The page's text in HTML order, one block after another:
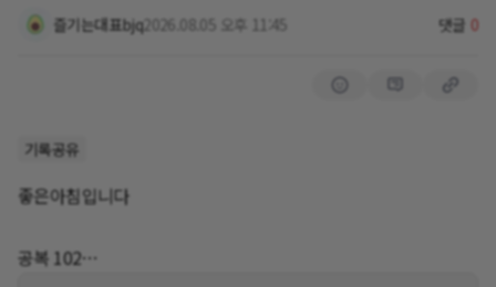
여름엔 가스차단 이런거 해달라고
가스 안 나오면 휴대용 가스렌지 있잖아
죽을래...
맛도 평소에 먹던 것보다 연한 것 같아 더욱 만족하고요.~~~
♤ 가족의 건강을 염려하시는 분.
♤ 건강한 한끼를 생각하시는 분들께 추천합니다.
항상 건강하시길 바라며, 오늘도 아름다운 하루 보네세요. *♥︎^
즐기는대표bjq2026.08.05 오후 11:45 댓글 0
기록공유
좋은아침입니다
공복 102